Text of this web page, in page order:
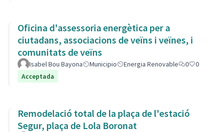
Oficina d'assessoria energètica per a
ciutadans, associacions de veïns i veïnes, i
comunitats de veïns
Isabel Bou Bayona Municipio Energia Renovable 0
0
Acceptada
Remodelació total de la plaça de l'estació
Segur, plaça de Lola Boronat